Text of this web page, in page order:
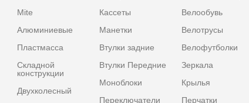
Mite
Алюминиевые
Пластмасса
Складной
конструкции
Двухколесный
Кассеты
Манетки
Втулки задние
Втулки Передние
Моноблоки
Переключатели
Велообувь
Велотрусы
Велофутболки
Зеркала
Крылья
Перчатки